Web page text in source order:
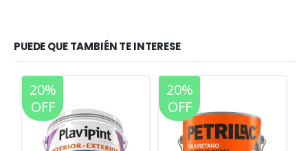
PUEDE QUE TAMBIÉN TE INTERESE
20%
OFF
20%
OFF